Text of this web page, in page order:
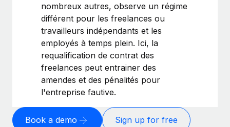
nombreux autres, observe un régime
différent pour les freelances ou
travailleurs indépendants et les
employés à temps plein. Ici, la
requalification de contrat des
freelances peut entrainer des
amendes et des pénalités pour
l'entreprise fautive.
Book a demo Sign up for free